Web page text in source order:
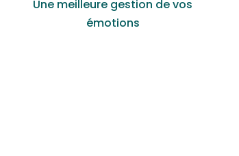
Une meilleure gestion de vos
émotions